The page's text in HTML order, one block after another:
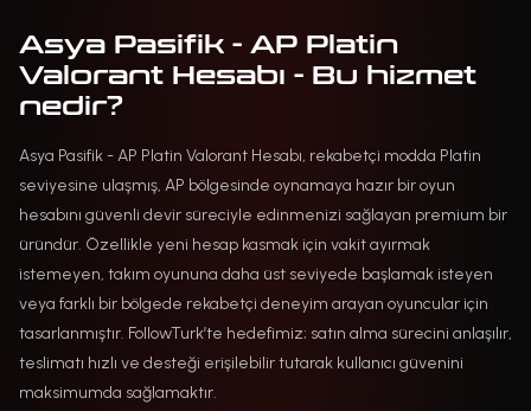
Asya Pasifik - AP Platin
Valorant Hesabı - Bu hizmet
nedir?
Asya Pasifik - AP Platin Valorant Hesabı, rekabetçi modda Platin
seviyesine ulaşmış, AP bölgesinde oynamaya hazır bir oyun
hesabını güvenli devir süreciyle edinmenizi sağlayan premium bir
üründür. Özellikle yeni hesap kasmak için vakit ayırmak
istemeyen, takım oyununa daha üst seviyede başlamak isteyen
veya farklı bir bölgede rekabetçi deneyim arayan oyuncular için
tasarlanmıştır. FollowTurk’te hedefimiz; satın alma sürecini anlaşılır,
teslimatı hızlı ve desteği erişilebilir tutarak kullanıcı güvenini
maksimumda sağlamaktır.